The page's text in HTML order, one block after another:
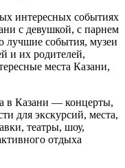
интересных событиях
с девушкой, с парнем
лучшие события, музеи
и их родителей,
места Казани,
в Казани — концерты,
для экскурсий, места,
театры, шоу,
отдыха